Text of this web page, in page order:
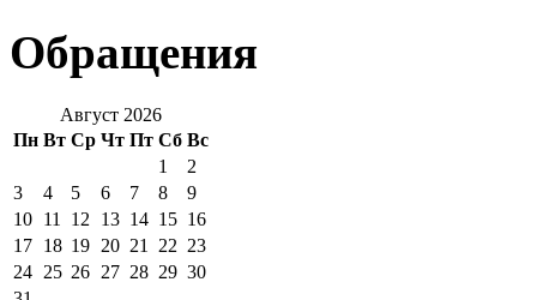
Обращения
Август 2026
Пн Вт Ср Чт Пт Сб Вс
1
2
3
4 5 6 7 8
9
10 11 12 13 14 15 16
17 18 19 20 21 22 23
24 25 26 27 28 29 30